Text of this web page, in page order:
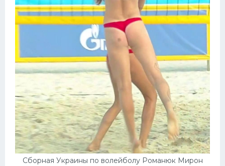
Сборная Украины по волейболу Романюк Мирон